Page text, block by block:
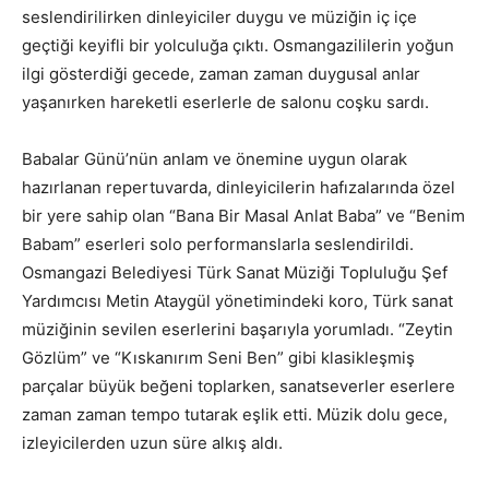
seslendirilirken dinleyiciler duygu ve müziğin iç içe
geçtiği keyifli bir yolculuğa çıktı. Osmangazililerin yoğun
ilgi gösterdiği gecede, zaman zaman duygusal anlar
yaşanırken hareketli eserlerle de salonu coşku sardı.
Babalar Günü’nün anlam ve önemine uygun olarak
hazırlanan repertuvarda, dinleyicilerin hafızalarında özel
bir yere sahip olan “Bana Bir Masal Anlat Baba” ve “Benim
Babam” eserleri solo performanslarla seslendirildi.
Osmangazi Belediyesi Türk Sanat Müziği Topluluğu Şef
Yardımcısı Metin Ataygül yönetimindeki koro, Türk sanat
müziğinin sevilen eserlerini başarıyla yorumladı. “Zeytin
Gözlüm” ve “Kıskanırım Seni Ben” gibi klasikleşmiş
parçalar büyük beğeni toplarken, sanatseverler eserlere
zaman zaman tempo tutarak eşlik etti. Müzik dolu gece,
izleyicilerden uzun süre alkış aldı.